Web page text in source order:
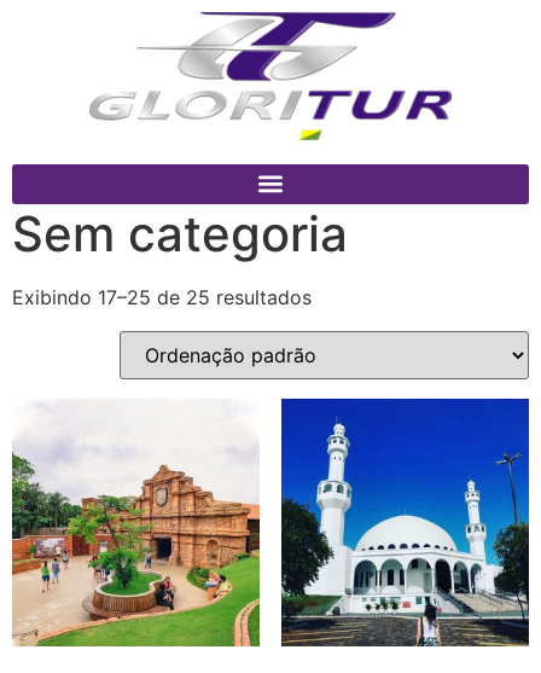
Sem categoria
Exibindo 17–25 de 25 resultados